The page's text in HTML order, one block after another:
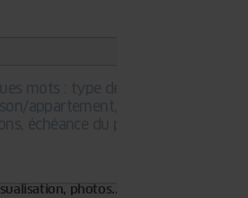
photos...). Formats acceptés :